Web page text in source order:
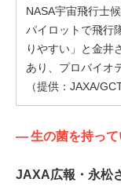
NASA宇宙飛行士
パイロットで飛行
りやすい」と金井
あり、プロバイオ
（提供：JAXA/
—生の菌を持っ
JAXA広報・永松